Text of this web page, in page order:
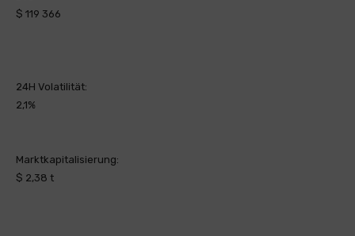
$ 119 366
24H Volatilität:
2,1%
Marktkapitalisierung:
$ 2,38 t